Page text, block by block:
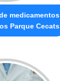
medicamentos
Parque Cecats